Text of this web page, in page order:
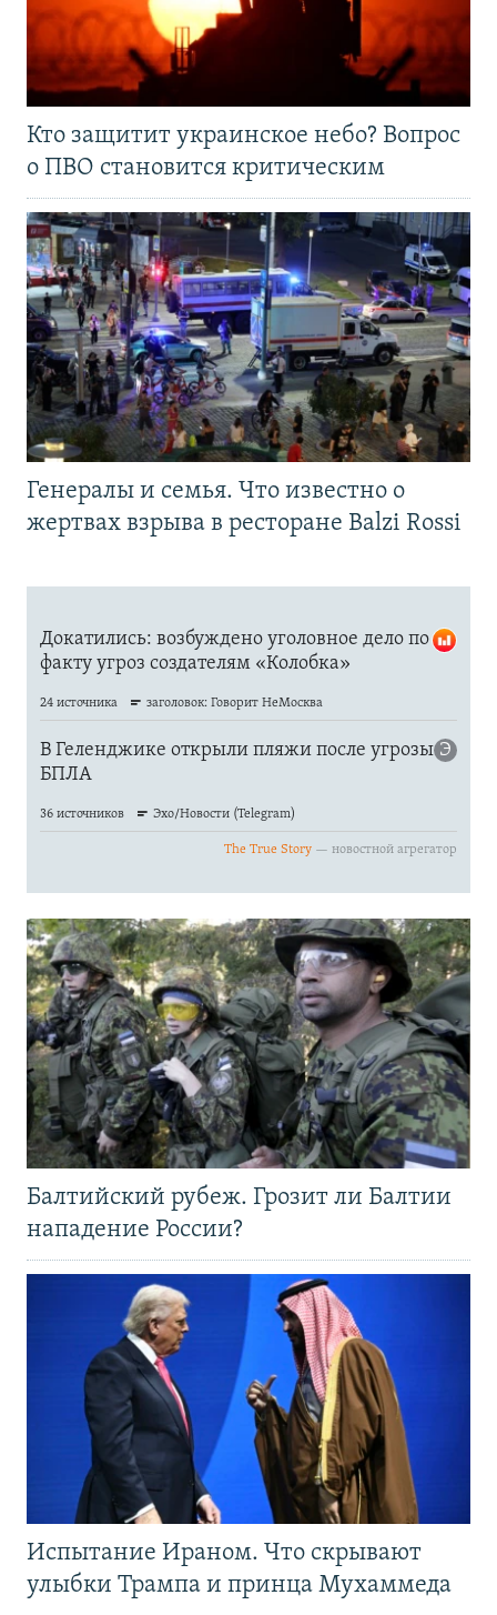
Кто защитит украинское небо? Вопрос
о ПВО становится критическим
Генералы и семья. Что известно о
жертвах взрыва в ресторане Balzi Rossi
Балтийский рубеж. Грозит ли Балтии
нападение России?
Испытание Ираном. Что скрывают
улыбки Трампа и принца Мухаммеда